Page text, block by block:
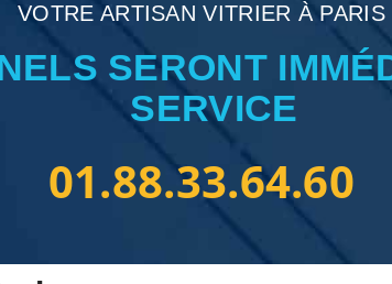
VOTRE ARTISAN VITRIER À PARIS
SERONT
SERVICE
01.88.33.64.60